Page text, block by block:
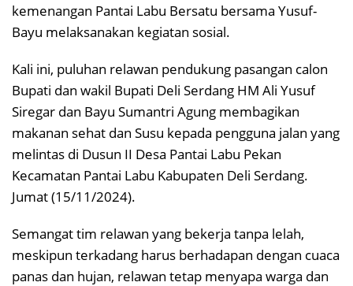
kemenangan Pantai Labu Bersatu bersama Yusuf-
Bayu melaksanakan kegiatan sosial.
Kali ini, puluhan relawan pendukung pasangan calon
Bupati dan wakil Bupati Deli Serdang HM Ali Yusuf
Siregar dan Bayu Sumantri Agung membagikan
makanan sehat dan Susu kepada pengguna jalan yang
melintas di Dusun II Desa Pantai Labu Pekan
Kecamatan Pantai Labu Kabupaten Deli Serdang.
Jumat (15/11/2024).
Semangat tim relawan yang bekerja tanpa lelah,
meskipun terkadang harus berhadapan dengan cuaca
panas dan hujan, relawan tetap menyapa warga dan